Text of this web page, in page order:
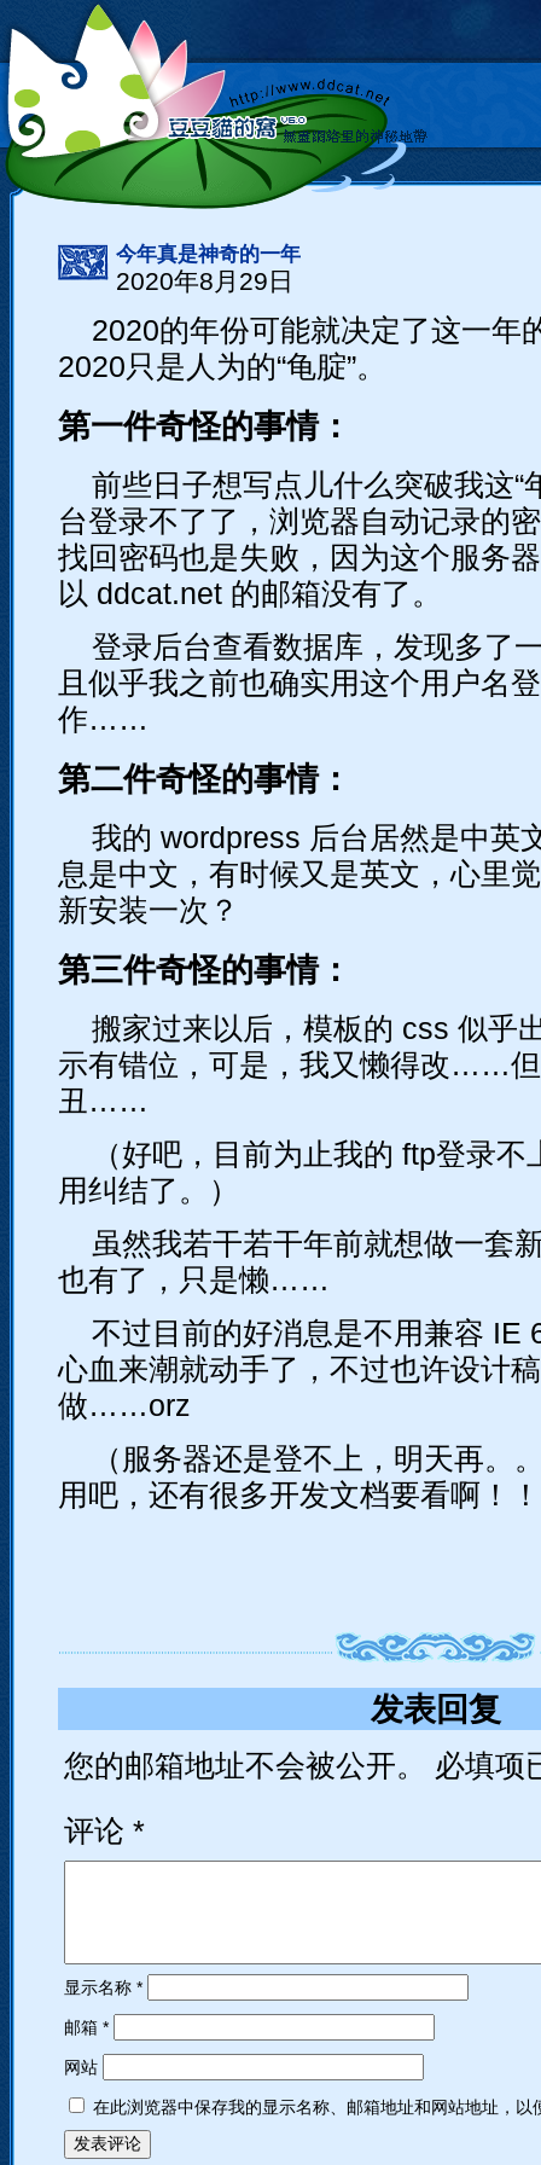
今年真是神奇的一年
2020年8月29日
2020的年份可能就决定了这一年
2020只是人为的“龟腚”。
第一件奇怪的事情：
前些日子想写点儿什么突破我这“
台登录不了了，浏览器自动记录的
找回密码也是失败，因为这个服务
以 ddcat.net 的邮箱没有了。
登录后台查看数据库，发现多了
且似乎我之前也确实用这个用户
作……
第二件奇怪的事情：
我的 wordpress 后台居然是中英
息是中文，有时候又是英文，心里
新安装一次？
第三件奇怪的事情：
搬家过来以后，模板的 css 似乎
示有错位，可是，我又懒得改……
丑……
（好吧，目前为止我的 ftp登录
用纠结了。）
虽然我若干若干年前就想做一套
也有了，只是懒……
不过目前的好消息是不用兼容 IE
心血来潮就动手了，不过也许设计
做……orz
（服务器还是登不上，明天再。
用吧，还有很多开发文档要看啊！
发表回复
您的邮箱地址不会被公开。
必填项
评论 *
显示名称 *
邮箱 *
网站
在此浏览器中保存我的显示名称、邮箱地址和网站地址，以